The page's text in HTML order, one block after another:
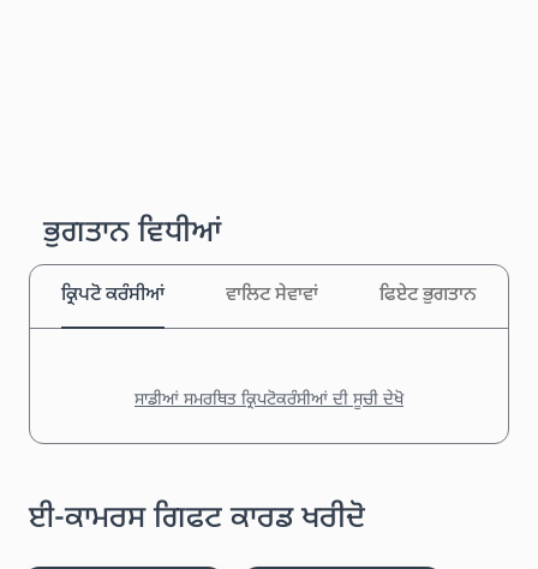
ਭੁਗਤਾਨ ਵਿਧੀਆਂ
ਕ੍ਰਿਪਟੋ ਕਰੰਸੀਆਂ ਵਾਲਿਟ ਸੇਵਾਵਾਂ ਫਿਏਟ ਭੁਗਤਾਨ
ਸਾਡੀਆਂ ਸਮਰਥਿਤ ਕ੍ਰਿਪਟੋਕਰੰਸੀਆਂ ਦੀ ਸੂਚੀ ਦੇਖੋ
ਈ-ਕਾਮਰਸ ਗਿਫਟ ਕਾਰਡ ਖਰੀਦੋ